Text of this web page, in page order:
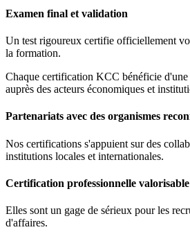
Examen final et validation
Un test rigoureux certifie officiellement
la formation.
Chaque certification KCC bénéficie d'une
auprès des acteurs économiques et
Partenariats avec des organismes
Nos certifications s'appuient sur des
institutions locales et internationales.
Certification professionnelle valorisable
Elles sont un gage de sérieux pour les
d'affaires.